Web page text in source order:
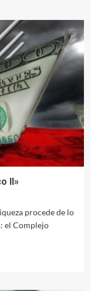
II»
procede de lo
el Complejo